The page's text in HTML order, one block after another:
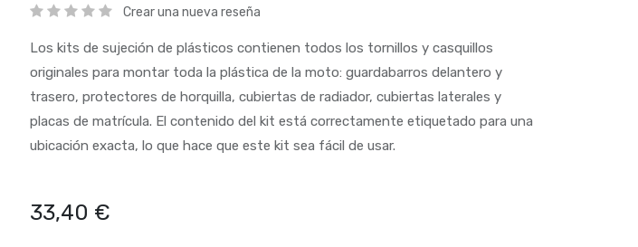
Crear una nueva reseña
Los kits de sujeción de plásticos contienen todos los tornillos y casquillos
originales para montar toda la plástica de la moto: guardabarros delantero y
trasero, protectores de horquilla, cubiertas de radiador, cubiertas laterales y
placas de matrícula. El contenido del kit está correctamente etiquetado para una
ubicación exacta, lo que hace que este kit sea fácil de usar.
33,40 €